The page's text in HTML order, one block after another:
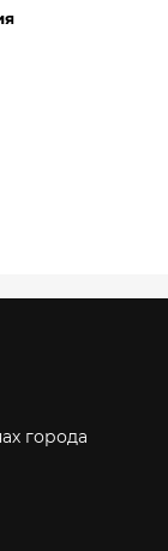
города